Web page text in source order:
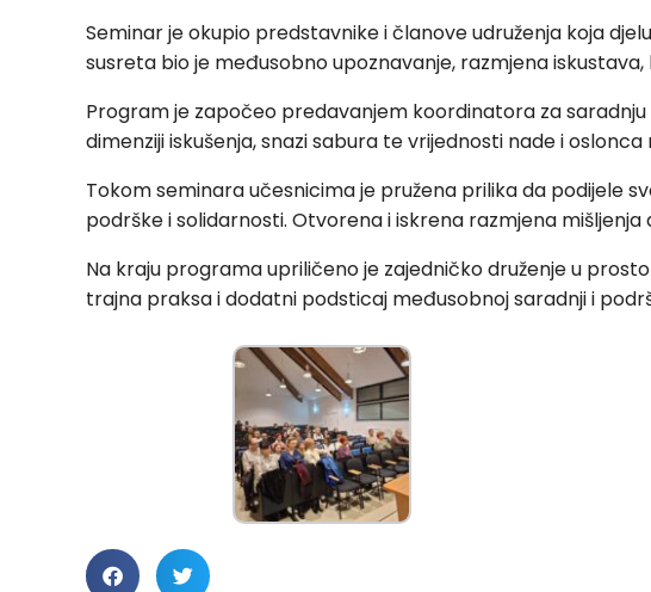
Seminar je okupio predstavnike i članove udruženja koja
susreta bio je međusobno upoznavanje, razmjena
Program je započeo predavanjem koordinatora za saradnju
dimenziji iskušenja, snazi sabura te vrijednosti nade i
Tokom seminara učesnicima je pružena prilika da podijele
podrške i solidarnosti. Otvorena i iskrena razmjena
Na kraju programa upriličeno je zajedničko druženje u
trajna praksa i dodatni podsticaj međusobnoj saradnji i